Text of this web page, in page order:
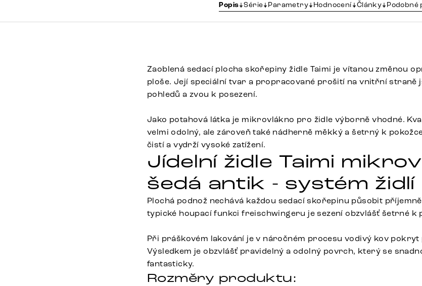
Popis Série Parametry Hodnocení Články
Zaoblená sedací plocha skořepiny židle Taimi je vítanou změnou
ploše. Její speciální tvar a propracované prošití na vnitřní straně
pohledů a zvou k posezení.
Jako potahová látka je mikrovlákno pro židle výborně vhodné.
velmi odolný, ale zároveň také nádherně měkký a šetrný k
čistí a vydrží vysoké zatížení.
Jídelní židle Taimi
šedá antik - systém židlí
Plochá podnož nechává každou sedací skořepinu působit
typické houpací funkci freischwingeru je sezení obzvlášť šetrné k
Při práškovém lakování je v náročném procesu vodivý kov pokryt
Výsledkem je obzvlášť pravidelný a odolný povrch, který se
fantasticky.
Rozměry produktu: